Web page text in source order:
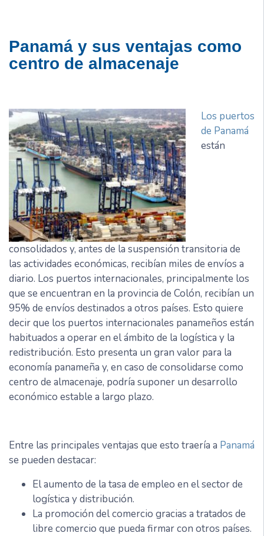
Panamá y sus ventajas como
centro de almacenaje
Los puertos
de Panamá
están
consolidados y, antes de la suspensión transitoria de
las actividades económicas, recibían miles de envíos a
diario. Los puertos internacionales, principalmente los
que se encuentran en la provincia de Colón, recibían un
95% de envíos destinados a otros países. Esto quiere
decir que los puertos internacionales panameños están
habituados a operar en el ámbito de la logística y la
redistribución. Esto presenta un gran valor para la
economía panameña y, en caso de consolidarse como
centro de almacenaje, podría suponer un desarrollo
económico estable a largo plazo.
Entre las principales ventajas que esto traería a Panamá
se pueden destacar:
El aumento de la tasa de empleo en el sector de
logística y distribución.
La promoción del comercio gracias a tratados de
libre comercio que pueda firmar con otros países.